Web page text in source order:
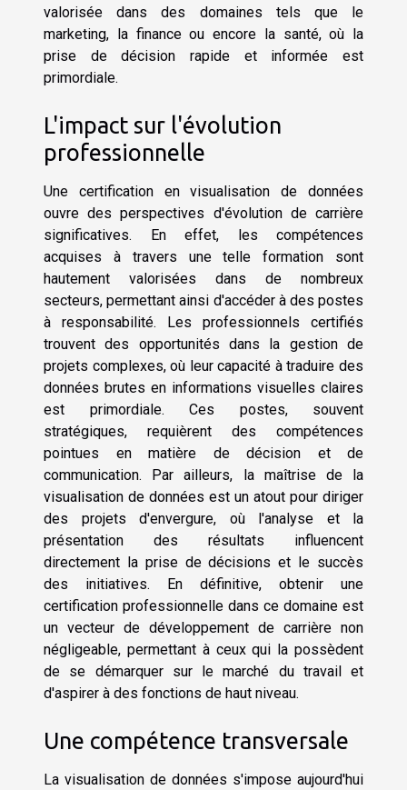
valorisée dans des domaines tels que le
marketing, la finance ou encore la santé, où la
prise de décision rapide et informée est
primordiale.
L'impact sur l'évolution
professionnelle
Une certification en visualisation de données
ouvre des perspectives d'évolution de carrière
significatives. En effet, les compétences
acquises à travers une telle formation sont
hautement valorisées dans de nombreux
secteurs, permettant ainsi d'accéder à des postes
à responsabilité. Les professionnels certifiés
trouvent des opportunités dans la gestion de
projets complexes, où leur capacité à traduire des
données brutes en informations visuelles claires
est primordiale. Ces postes, souvent
stratégiques, requièrent des compétences
pointues en matière de décision et de
communication. Par ailleurs, la maîtrise de la
visualisation de données est un atout pour diriger
des projets d'envergure, où l'analyse et la
présentation des résultats influencent
directement la prise de décisions et le succès
des initiatives. En définitive, obtenir une
certification professionnelle dans ce domaine est
un vecteur de développement de carrière non
négligeable, permettant à ceux qui la possèdent
de se démarquer sur le marché du travail et
d'aspirer à des fonctions de haut niveau.
Une compétence transversale
La visualisation de données s'impose aujourd'hui